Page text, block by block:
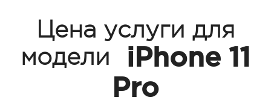
Цена услуги для
модели
iPhone 11
Pro